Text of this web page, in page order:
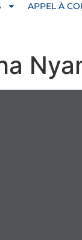
APPEL À